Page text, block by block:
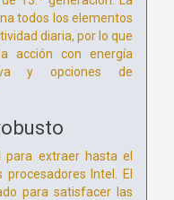
todos los elementos
diaria, por lo que
acción con energía
y opciones de
para extraer hasta el
Intel. El
para satisfacer las